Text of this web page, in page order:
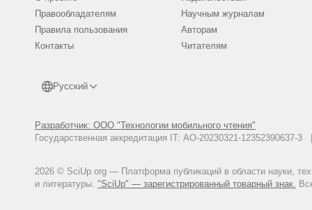
Правообладателям
Правила пользования
Контакты
Русский
Разработчик: ООО "Технологии мобильного чтения"
Государственная аккредитация IT: АО-20230321-
2026 © SciUp.org — Платформа публикаций в области науки,
и литературы. "SciUp" — зарегистрированный товарный знак.
Научным журналам
Авторам
Читателям